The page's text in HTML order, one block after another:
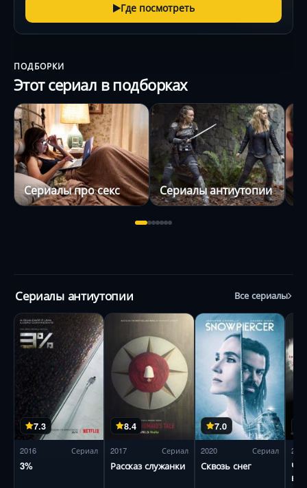
Где посмотреть
ПОДБОРКИ
Этот сериал в подборках
Сериалы про секс Сериалы антиутопии
Сериалы антиутопии Все сериалы
7.3
2016 Сериал
3%
8.4
2017 Сериал
Рассказ служанки
7.0
2020 Сериал
Сквозь снег
2015